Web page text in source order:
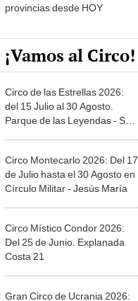
provincias desde HOY
¡Vamos al Circo!
Circo de las Estrellas 2026:
del 15 Julio al 30 Agosto.
Parque de las Leyendas - San
Circo Montecarlo 2026: Del 17
de Julio hasta el 30 Agosto en
Círculo Militar - Jesús María
Circo Místico Condor 2026:
Del 25 de Junio. Explanada
Costa 21
Gran Circo de Ucrania 2026: